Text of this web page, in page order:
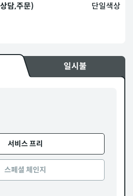
담,주문) 단일색상
일시불
서비스 프리
스페셜 체인지